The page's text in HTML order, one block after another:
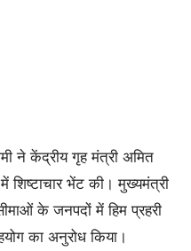
ने केंद्रीय गृह मंत्री अमित
शिष्टाचार भेंट की। मुख्यमंत्री
के जनपदों में हिम प्रहरी
का अनुरोध किया।